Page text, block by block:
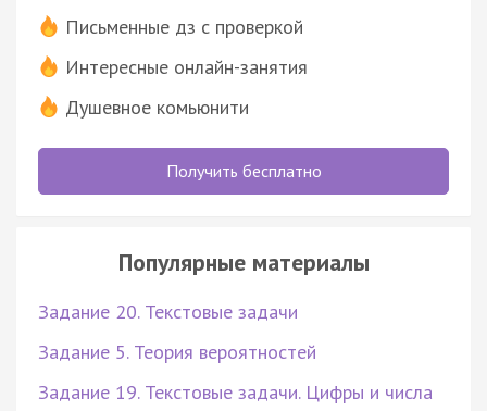
Письменные дз с проверкой
Интересные онлайн-занятия
Душевное комьюнити
Получить бесплатно
Популярные материалы
Задание 20. Текстовые задачи
Задание 5. Теория вероятностей
Задание 19. Текстовые задачи. Цифры и числа